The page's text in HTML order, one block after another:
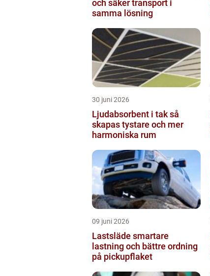
och säker transport i
samma lösning
30 juni 2026
Ljudabsorbent i tak så
skapas tystare och mer
harmoniska rum
09 juni 2026
Lastsläde smartare
lastning och bättre ordning
på pickupflaket